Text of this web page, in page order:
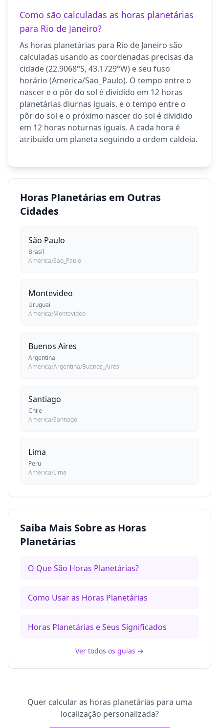
Como são calculadas as horas planetárias
para Rio de Janeiro?
As horas planetárias para Rio de Janeiro são
calculadas usando as coordenadas precisas da
cidade (22.9068°S, 43.1729°W) e seu fuso
horário (America/Sao_Paulo). O tempo entre o
nascer e o pôr do sol é dividido em 12 horas
planetárias diurnas iguais, e o tempo entre o
pôr do sol e o próximo nascer do sol é dividido
em 12 horas noturnas iguais. A cada hora é
atribuído um planeta seguindo a ordem caldeia.
Horas Planetárias em Outras
Cidades
São Paulo
Brasil
America/Sao_Paulo
Montevideo
Uruguai
America/Montevideo
Buenos Aires
Argentina
America/Argentina/Buenos_Aires
Santiago
Chile
America/Santiago
Lima
Peru
America/Lima
Saiba Mais Sobre as Horas
Planetárias
O Que São Horas Planetárias?
Como Usar as Horas Planetárias
Horas Planetárias e Seus Significados
Ver todos os guias →
Quer calcular as horas planetárias para uma
localização personalizada?